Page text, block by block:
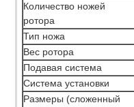
Количество ножей
ротора
Тип ножа
Вес ротора
Подавая система
Система установки
Размеры (сложенный